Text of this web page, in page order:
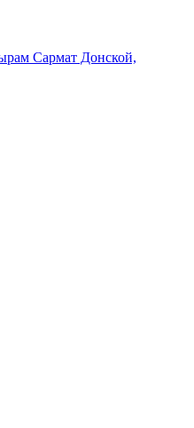
Сармат Донской,